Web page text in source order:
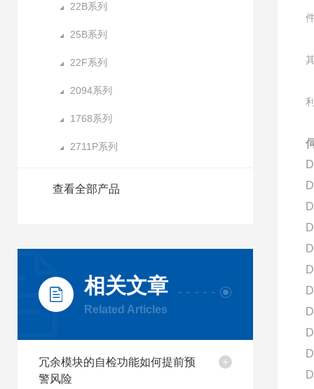
22B系列
25B系列
22F系列
2094系列
1768系列
2711P系列
查看全部产品
相关文章
Related Articles
冗余模块的自检功能如何提前预
警风险